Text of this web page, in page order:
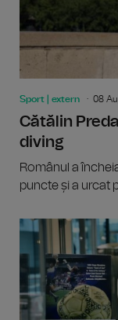
Sport | extern 08
Cătălin
diving
Românul a
puncte și a urcat